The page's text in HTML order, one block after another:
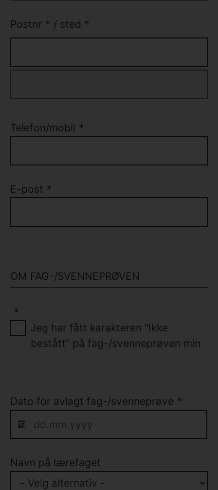
Postnr * / sted *
Telefon/mobil *
E-post *
OM FAG-/SVENNEPRØVEN
*
Jeg har fått karakteren "Ikke
bestått" på fag-/svenneprøven min
Dato for avlagt fag-/svenneprøve *
Navn på lærefaget
- Velg alternativ -